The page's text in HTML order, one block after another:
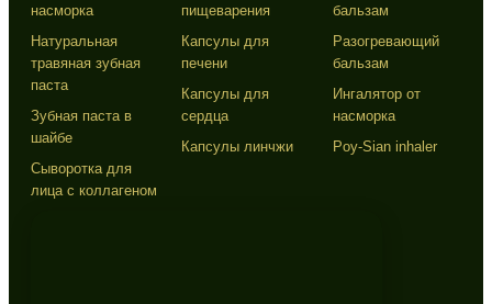
насморка
Натуральная
травяная зубная
паста
Зубная паста в
шайбе
Сыворотка для
лица с коллагеном
пищеварения
Капсулы для
печени
Капсулы для
сердца
Капсулы линчжи
бальзам
Разогревающий
бальзам
Ингалятор от
насморка
Poy-Sian inhaler